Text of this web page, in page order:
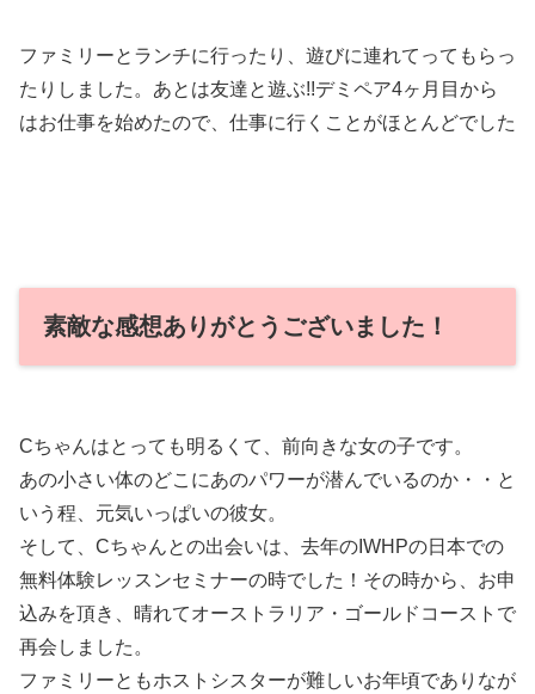
ファミリーとランチに行ったり、遊びに連れてってもらっ
たりしました。あとは友達と遊ぶ!!デミペア4ヶ月目から
はお仕事を始めたので、仕事に行くことがほとんどでした
素敵な感想ありがとうございました！
Cちゃんはとっても明るくて、前向きな女の子です。
あの小さい体のどこにあのパワーが潜んでいるのか・・と
いう程、元気いっぱいの彼女。
そして、Cちゃんとの出会いは、去年のIWHPの日本での
無料体験レッスンセミナーの時でした！その時から、お申
込みを頂き、晴れてオーストラリア・ゴールドコーストで
再会しました。
ファミリーともホストシスターが難しいお年頃でありなが